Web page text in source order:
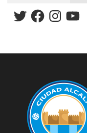
TwitterFacebookInstagram